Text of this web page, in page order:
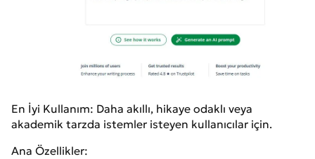
En İyi Kullanım: Daha akıllı, hikaye odaklı veya
akademik tarzda istemler isteyen kullanıcılar için.
Ana Özellikler: